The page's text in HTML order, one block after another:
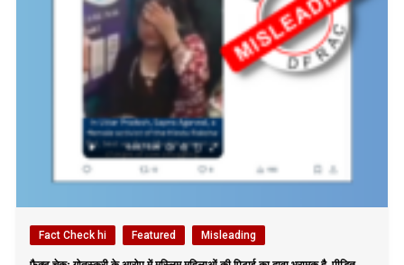
Fact Check hi Featured Misleading